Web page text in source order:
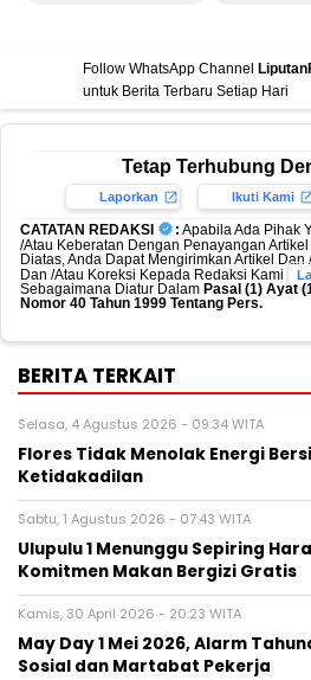
Follow WhatsApp Channel
untuk Berita Terbaru Setiap Hari
Tetap Terhubung
Laporkan Ikuti Kami
CATATAN REDAKSI : Apabila Ada Pihak
/Atau Keberatan Dengan Penayangan
Diatas, Anda Dapat Mengirimkan Artikel
Dan /Atau Koreksi Kepada Redaksi Kami
Sebagaimana Diatur Dalam Pasal (1) Ayat
Nomor 40 Tahun 1999 Tentang Pers.
BERITA TERKAIT
Selasa, 4 Agustus 2026 - 09:34 WITA
Flores Tidak Menolak Energi
Ketidakadilan
Sabtu, 1 Agustus 2026 - 07:43 WITA
Ulupulu 1 Menunggu Sepiring
Komitmen Makan Bergizi Gratis
Kamis, 30 April 2026 - 20:23 WITA
May Day 1 Mei 2026, Alarm
Sosial dan Martabat Pekerja